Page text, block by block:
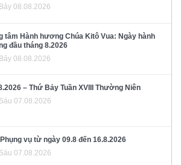
08.08.2026
tâm Hành hương Chúa Kitô Vua: Ngày hành
đầu tháng 8.2026
08.08.2026
– Thứ Bảy Tuần XVIII Thường Niên
07.08.2026
vụ từ ngày 09.8 đến 16.8.2026
07.08.2026